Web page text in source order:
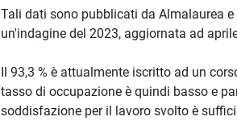
Tali dati sono pubblicati da Almalaurea
un'indagine del 2023, aggiornata ad
Il 93,3 % è attualmente iscritto ad un
tasso di occupazione è quindi basso e
soddisfazione per il lavoro svolto è